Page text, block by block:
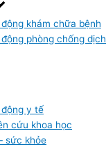
khám chữa bệnh
phòng chống dịch
y tế
cứu khoa học
sức khỏe